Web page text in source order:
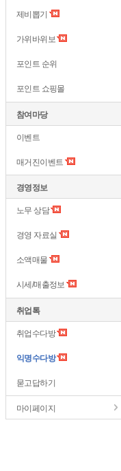
제비뽑기
가위바위보
포인트 순위
포인트 쇼핑몰
참여마당
이벤트
매거진이벤트
경영정보
노무 상담
경영 자료실
소액매물
시세/매출정보
취업톡
취업수다방
익명수다방
묻고답하기
마이페이지